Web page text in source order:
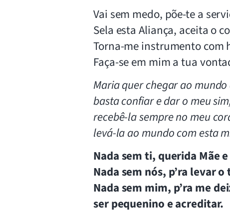
Vai sem medo, põe-te a
Sela esta Aliança, aceita o
Torna-me instrumento com
Faça-se em mim a tua
Maria quer chegar ao
basta confiar e dar o meu
recebê-la sempre no meu
levá-la ao mundo com esta
Nada sem ti, querida Mãe
Nada sem nós, p’ra levar
Nada sem mim, p’ra me
ser pequenino e acreditar.